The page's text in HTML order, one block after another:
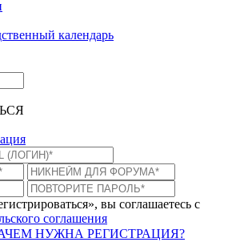
календарь
вы соглашаетесь с
соглашения
НУЖНА РЕГИСТРАЦИЯ?